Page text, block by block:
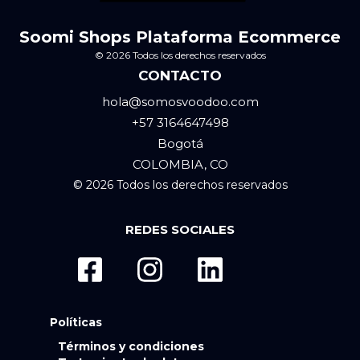
Soomi Shops Plataforma Ecommerce
© 2026 Todos los derechos reservados
CONTACTO
hola@somosvoodoo.com
+57 3164647498
Bogotá
COLOMBIA, CO
© 2026 Todos los derechos reservados
REDES SOCIALES
Políticas
Términos y condiciones